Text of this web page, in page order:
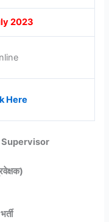
2023
Here
Supervisor